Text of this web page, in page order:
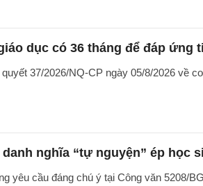
dục có 36 tháng để đáp
quyết 37/2026/NQ-CP ngày 05/8/2026
nghĩa “tự nguyện” ép học
yêu cầu đáng chú ý tại Công văn 5208/